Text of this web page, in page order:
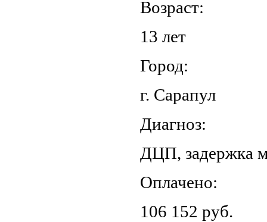
Возраст:
13 лет
Город:
г. Сарапул
Диагноз:
ДЦП, задержка
Оплачено:
106 152‬ руб.